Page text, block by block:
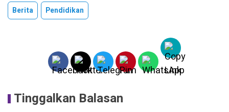
Berita Pendidikan
Tinggalkan Balasan